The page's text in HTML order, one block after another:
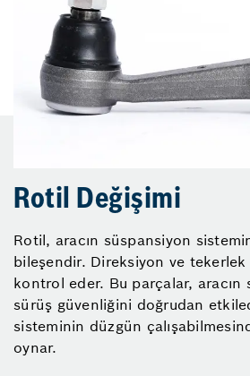
Rotil Değişimi
Rotil, aracın süspansiyon
bileşendir. Direksiyon ve
kontrol eder. Bu parçalar, aracın
sürüş güvenliğini doğrudan
sisteminin düzgün
oynar.